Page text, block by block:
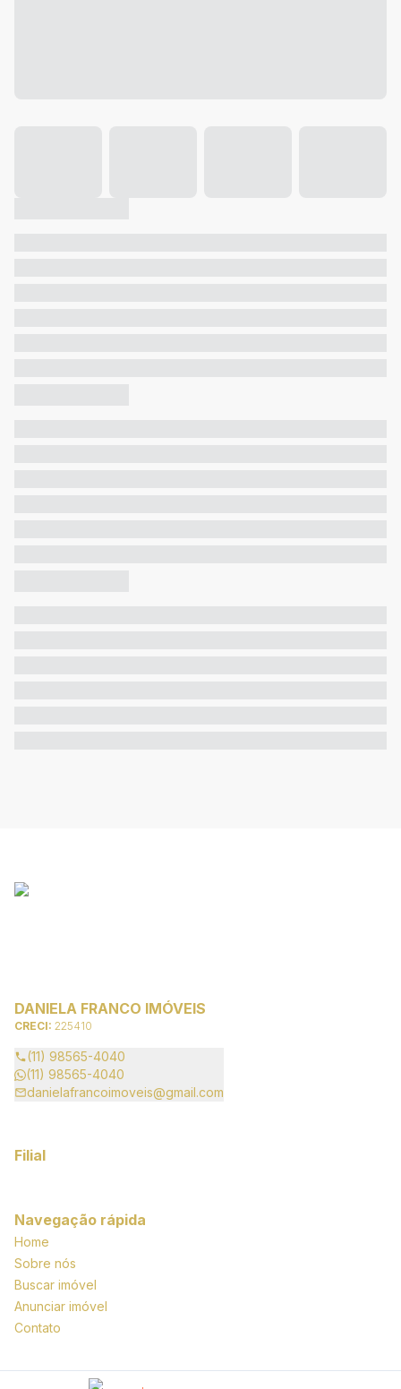
DANIELA FRANCO IMÓVEIS
CRECI: 225410
(11) 98565-4040
(11) 98565-4040
danielafrancoimoveis@gmail.com
Filial
Navegação rápida
Home
Sobre nós
Buscar imóvel
Anunciar imóvel
Contato